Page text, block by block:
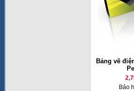
Bảng vẽ
Bảo